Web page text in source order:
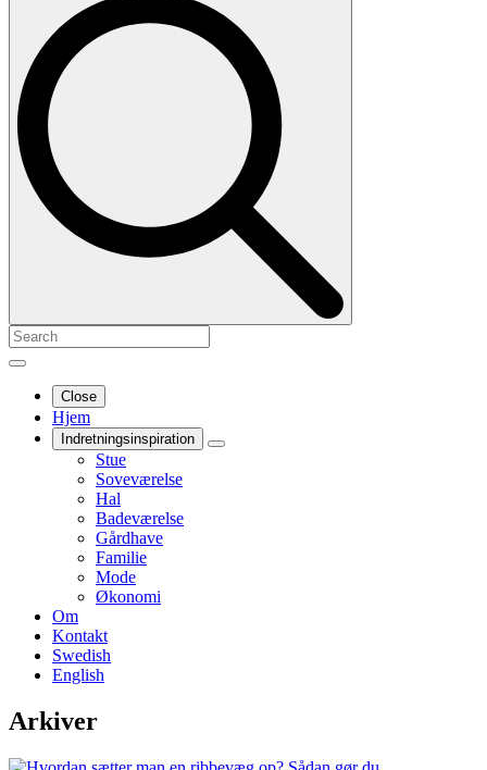
Close
Hjem
Indretningsinspiration
Stue
Soveværelse
Hal
Badeværelse
Gårdhave
Familie
Mode
Økonomi
Om
Kontakt
Swedish
English
Arkiver